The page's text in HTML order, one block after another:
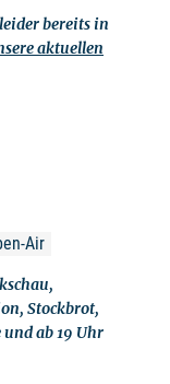
bereits in
aktuellen
Air
Stockbrot,
und ab 19 Uhr